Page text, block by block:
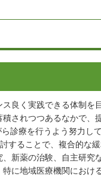
良く実践できる体制を
積されつつあるなかで
診療を行うよう努力し
することで、複合的な
新薬の治験、自主研究
に地域医療機関におけ